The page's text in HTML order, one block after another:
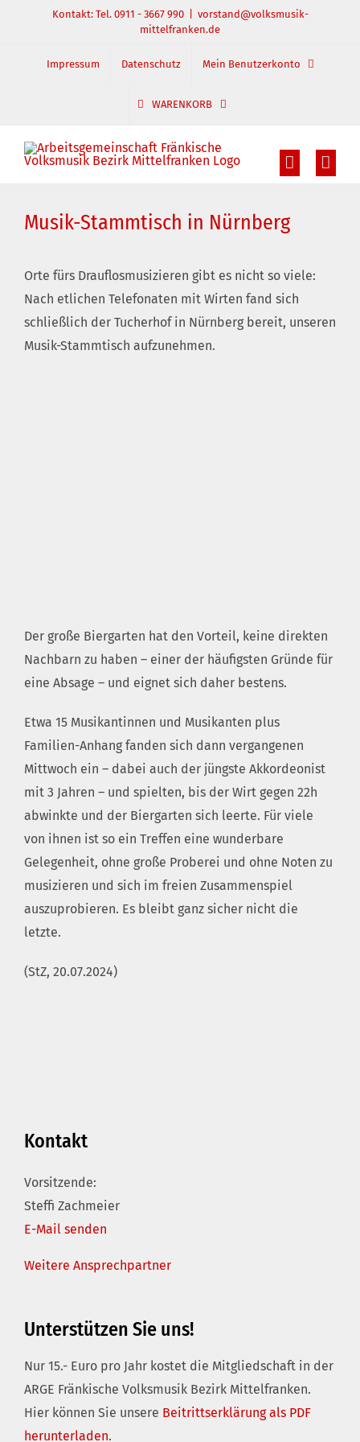
springen
Kontakt: Tel. 0911 - 3667 990
vorstand@volksmusik-
mittelfranken.de
Impressum Datenschutz Mein Benutzerkonto
WARENKORB
Musik-Stammtisch in Nürnberg
Orte fürs Drauflosmusizieren gibt es nicht so viele:
Nach etlichen Telefonaten mit Wirten fand sich
schließlich der Tucherhof in Nürnberg bereit, unseren
Musik-Stammtisch aufzunehmen.
Der große Biergarten hat den Vorteil, keine direkten
Nachbarn zu haben – einer der häufigsten Gründe für
eine Absage – und eignet sich daher bestens.
Etwa 15 Musikantinnen und Musikanten plus
Familien-Anhang fanden sich dann vergangenen
Mittwoch ein – dabei auch der jüngste Akkordeonist
mit 3 Jahren – und spielten, bis der Wirt gegen 22h
abwinkte und der Biergarten sich leerte. Für viele
von ihnen ist so ein Treffen eine wunderbare
Gelegenheit, ohne große Proberei und ohne Noten zu
musizieren und sich im freien Zusammenspiel
auszuprobieren. Es bleibt ganz sicher nicht die
letzte.
(StZ, 20.07.2024)
Kontakt
Vorsitzende:
Steffi Zachmeier
E-Mail senden
Weitere Ansprechpartner
Unterstützen Sie uns!
Nur 15.- Euro pro Jahr kostet die Mitgliedschaft in der
ARGE Fränkische Volksmusik Bezirk Mittelfranken.
Hier können Sie unsere Beitrittserklärung als PDF
herunterladen.